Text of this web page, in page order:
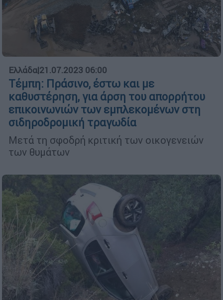
Ελλάδα|21.07.2023 06:00
Τέμπη: Πράσινο, έστω και με
καθυστέρηση, για άρση του απορρήτου
επικοινωνιών των εμπλεκομένων στη
σιδηροδρομική τραγωδία
Μετά τη σφοδρή κριτική των οικογενειών
των θυμάτων